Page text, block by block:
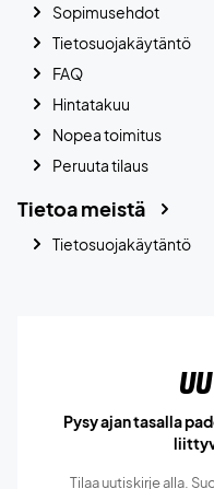
Sopimusehdot
Tietosuojakäytäntö
FAQ
Hintatakuu
Nopea toimitus
Peruuta tilaus
Tietoa meistä
Tietosuojakäytäntö
Pysy ajan tasalla
Tilaa uutiskirje alla.